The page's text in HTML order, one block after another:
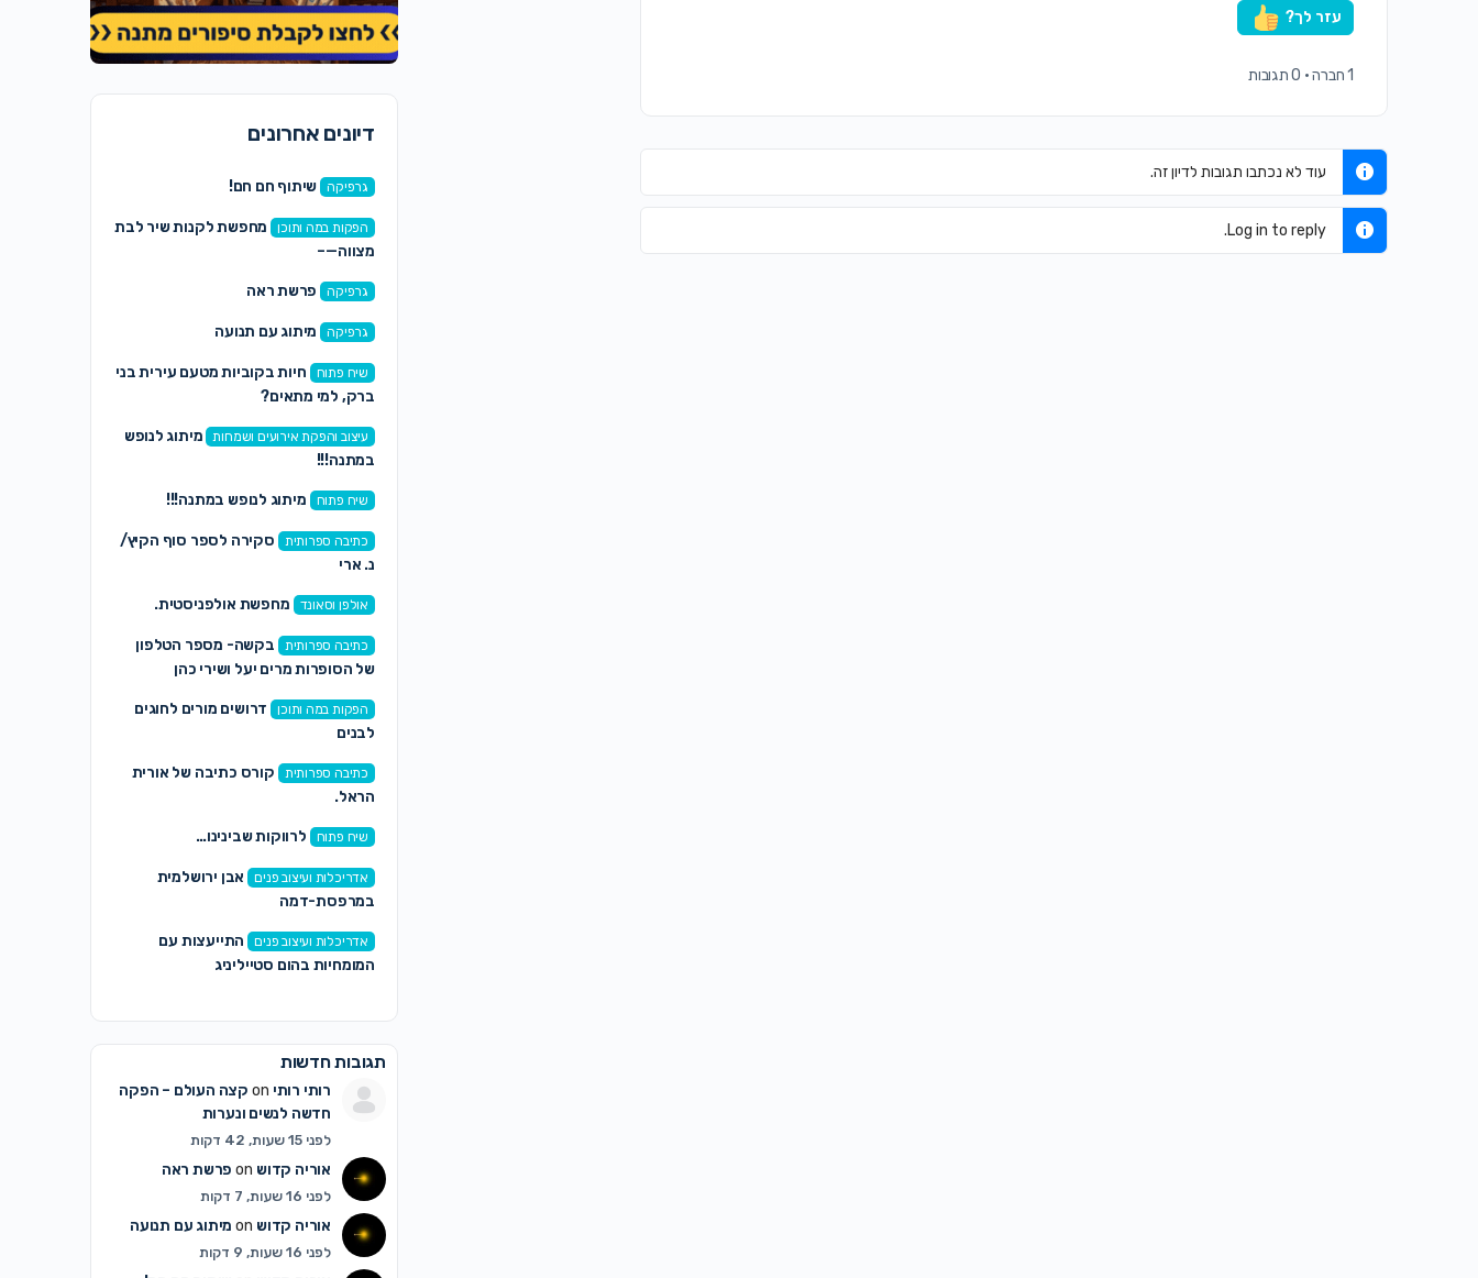
עזר לך?
1 חברה · 0 תגובות
עוד לא נכתבו תגובות לדיון זה.
Log in to reply.
דיונים אחרונים
גרפיקה שיתוף חם חם!
הפקות במה ותוכן
מחפשת לקנות שיר לבת
מצווה—–
גרפיקה פרשת ראה
גרפיקה מיתוג עם תנועה
שיח פתוח
חיות בקוביות מטעם עירית בני
ברק, למי מתאים?
עיצוב והפקת אירועים ושמחות
מיתוג לנופש
במתנה!!!
שיח פתוח מיתוג לנופש במתנה!!!
כתיבה ספרותית
סקירה לספר סוף הקיץ/
נ. ארי
אולפן וסאונד מחפשת אולפניסטית.
כתיבה ספרותית
בקשה- מספר הטלפון
של הסופרות מרים יעל ושירי כהן
הפקות במה ותוכן
דרושים מורים לחוגים
לבנים
כתיבה ספרותית
קורס כתיבה של אורית
הראל.
שיח פתוח לרווקות שבינינו…
אדריכלות ועיצוב פנים
אבן ירושלמית
במרפסת-דמה
אדריכלות ועיצוב פנים
התייעצות עם
המומחיות בהום סטייליניג
תגובות חדשות
רותי רותי
קצה העולם – הפקה
חדשה לנשים ונערות
לפני 15 שעות, 42 דקות
אוריה קדוש פרשת ראה
לפני 16 שעות, 7 דקות
אוריה קדוש מיתוג עם תנועה
לפני 16 שעות, 9 דקות